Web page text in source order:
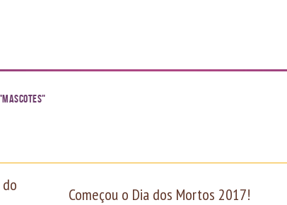
Começou o Dia dos Mortos 2017!